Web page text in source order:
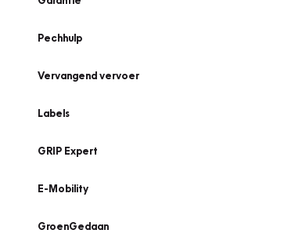
Pechhulp
Vervangend vervoer
Labels
GRIP Expert
E-Mobility
GroenGedaan